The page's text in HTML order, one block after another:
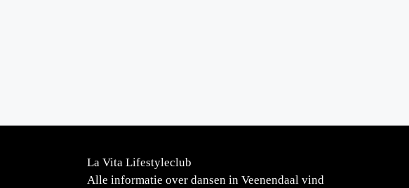
La Vita Lifestyleclub
Alle informatie over dansen in Veenendaal vind